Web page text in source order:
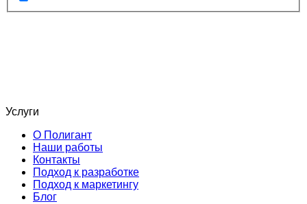
Услуги
О Полигант
Наши работы
Контакты
Подход к разработке
Подход к маркетингу
Блог